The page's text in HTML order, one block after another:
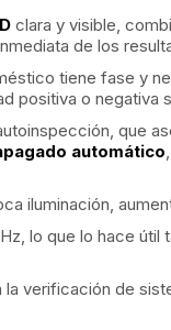
clara y visible,
de los
tiene fase y
positiva o negativa
que
automático
iluminación,
lo que lo hace útil
la verificación de